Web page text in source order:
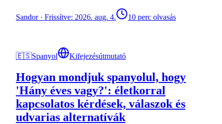
Sandor· Frissítve: 2026. aug. 4. 10 perc olvasás
🇪🇸Spanyol Kifejezésútmutató
Hogyan mondjuk spanyolul, hogy
'Hány éves vagy?': életkorral
kapcsolatos kérdések, válaszok és
udvarias alternatívák